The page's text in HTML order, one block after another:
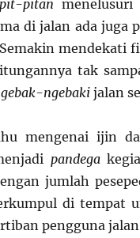
pit-pitan
di jalan ada juga
mendekati
tak
ngebakijalan
mengenai ijin
pandega
jumlah
di tempat
pengguna